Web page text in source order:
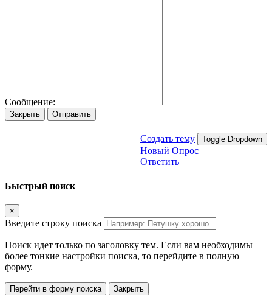
Сообщение:
Закрыть Отправить
Создать тему Toggle Dropdown
Новый Опрос
Ответить
Быстрый поиск
×
Введите строку поиска
Поиск идет только по заголовку тем. Если вам необходимы
более тонкие настройки поиска, то перейдите в полную
форму.
Перейти в форму поиска Закрыть